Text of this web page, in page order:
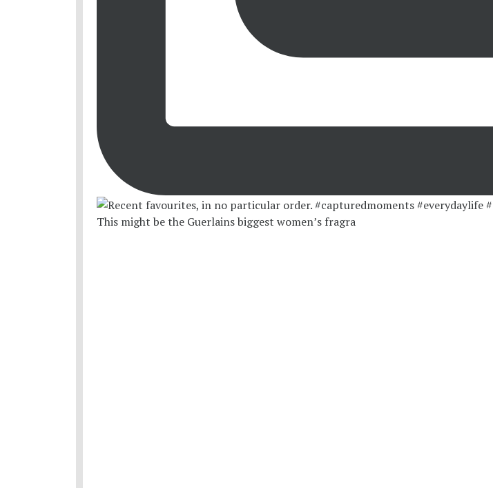
This might be the Guerlains biggest women’s fragra